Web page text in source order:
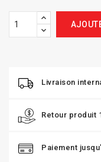
Livraison
Retour produit
Paiement